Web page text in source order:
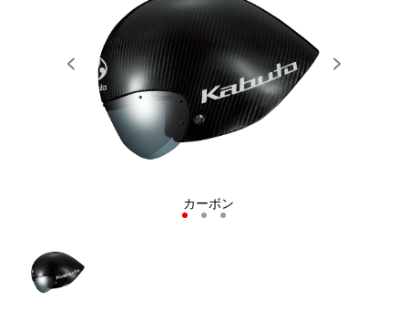
カーボン
1 2